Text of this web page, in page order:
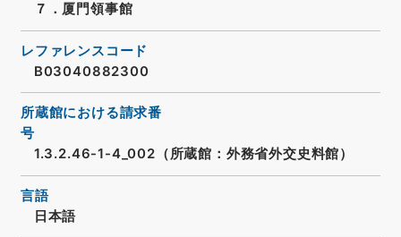
７．厦門領事館
レファレンスコード
B03040882300
所蔵館における請求番
号
1.3.2.46-1-4_002（所蔵館：外務省外交史料館）
言語
日本語